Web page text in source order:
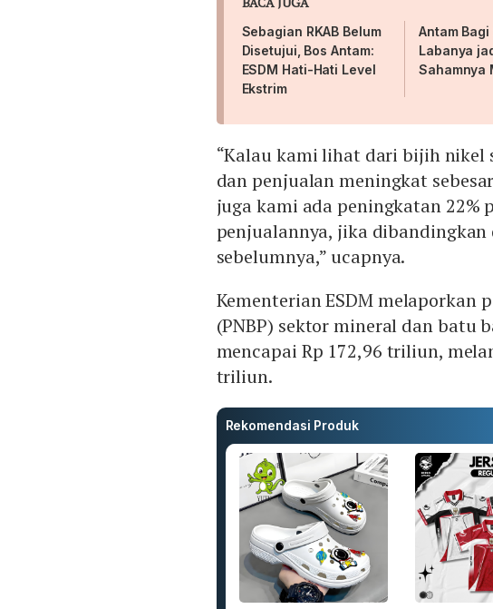
Sebagian RKAB Belum
Disetujui, Bos Antam:
ESDM Hati-Hati Level
Ekstrim
Antam Bagi
Labanya
Sahamnya
“Kalau kami lihat dari bijih nikel
dan penjualan meningkat
juga kami ada peningkatan 22%
penjualannya, jika dibandingkan
sebelumnya,” ucapnya.
Kementerian ESDM melaporkan
(PNBP) sektor mineral dan batu
mencapai Rp 172,96 triliun,
triliun.
Rekomendasi Produk